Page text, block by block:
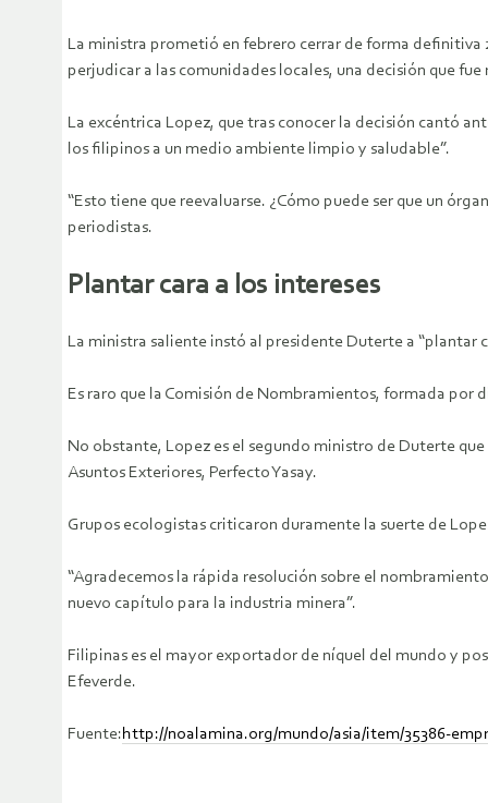
La ministra prometió en febrero cerrar de forma definitiva
perjudicar a las comunidades locales, una decisión que
La excéntrica Lopez, que tras conocer la decisión cantó
los filipinos a un medio ambiente limpio y saludable”.
“Esto tiene que reevaluarse. ¿Cómo puede ser que un
periodistas.
Plantar cara a los intereses
La ministra saliente instó al presidente Duterte a “plantar
Es raro que la Comisión de Nombramientos, formada por
No obstante, Lopez es el segundo ministro de Duterte
Asuntos Exteriores, Perfecto Yasay.
Grupos ecologistas criticaron duramente la suerte de
“Agradecemos la rápida resolución sobre el
nuevo capítulo para la industria minera”.
Filipinas es el mayor exportador de níquel del mundo y
Efeverde.
Fuente:http://noalamina.org/mundo/asia/item/35386-